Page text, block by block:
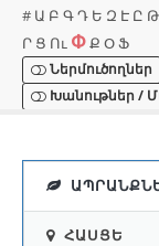
# Ա Բ ԳԴ Ե Զ Է Ը Թ
Ր Ց Ու ՓՔ ՕՖ
Ներմուծողներ
Խանութներ /
ՀԱՍՑԵ